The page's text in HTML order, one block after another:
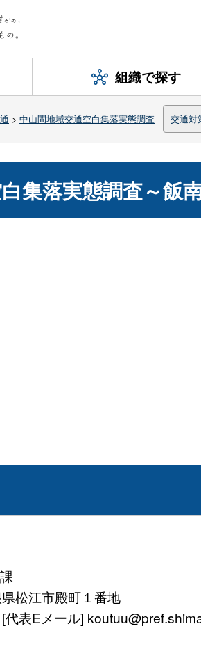
組織で探す
> 中山間地域交通空白集落実態調査 交通対
集落実態調査～飯
松江市殿町１番地
表Eメール]